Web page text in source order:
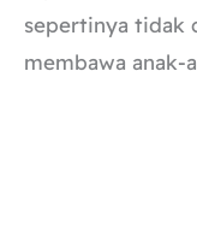
sepertinya tidak
membawa anak-